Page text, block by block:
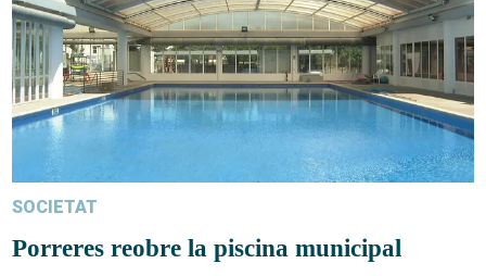
SOCIETAT
Porreres reobre la piscina municipal